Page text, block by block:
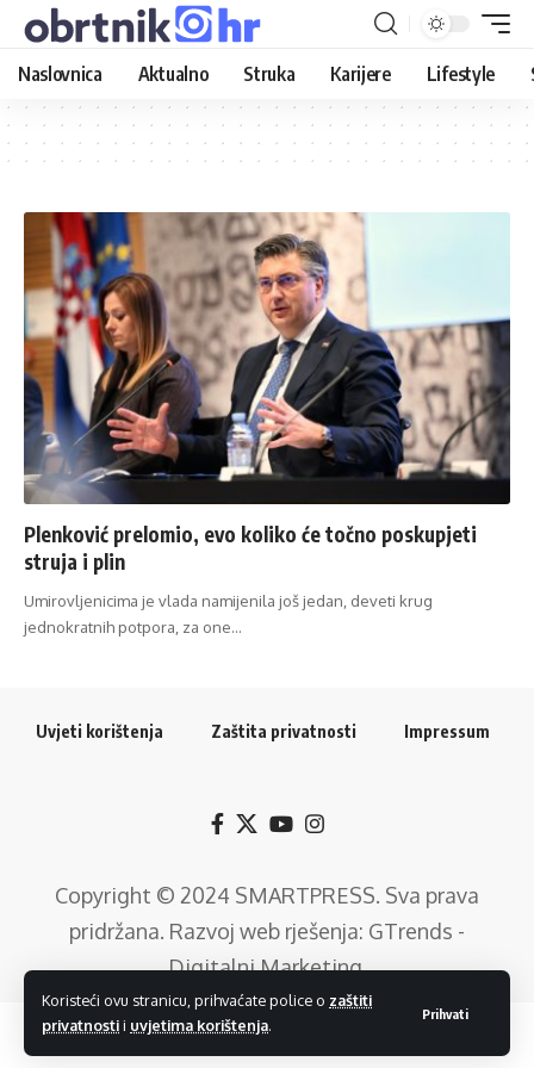
Koristeći ovu stranicu, prihvaćate police o zaštiti
privatnostii uvjetima korištenja.
Prihvati
Naslovnica Aktualno Struka Karijere Lifestyle
Plenković prelomio, evo koliko će točno poskupjeti
struja i plin
Umirovljenicima je vlada namijenila još jedan, deveti krug
jednokratnih potpora, za one…
Uvjeti korištenja Zaštita privatnosti Impressum
Copyright © 2024 SMARTPRESS. Sva prava
pridržana. Razvoj web rješenja: GTrends -
Digitalni Marketing.